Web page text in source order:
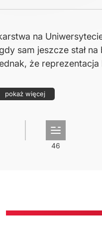
na
sam jeszcze stał
że
pokaż więcej